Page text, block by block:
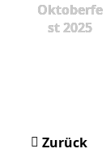
Oktoberfe
st 2025
Zurück